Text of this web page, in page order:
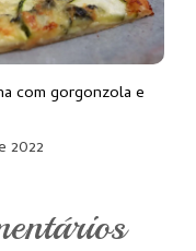
com gorgonzola e
2022